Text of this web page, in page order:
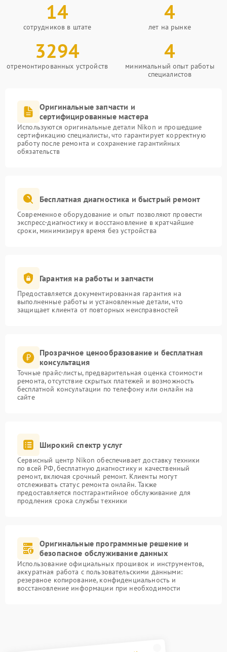
14
сотрудников в штате
4
лет на рынке
3294
отремонтированных устройств
4
минимальный опыт работы
специалистов
Оригинальные запчасти и
сертифицированные мастера
Используются оригинальные детали Nikon и прошедшие
сертификацию специалисты, что гарантирует корректную
работу после ремонта и сохранение гарантийных
обязательств
Бесплатная диагностика и быстрый ремонт
Современное оборудование и опыт позволяют провести
экспресс-диагностику и восстановление в кратчайшие
сроки, минимизируя время без устройства
Гарантия на работы и запчасти
Предоставляется документированная гарантия на
выполненные работы и установленные детали, что
защищает клиента от повторных неисправностей
Прозрачное ценообразование и бесплатная
консультация
Точные прайс-листы, предварительная оценка стоимости
ремонта, отсутствие скрытых платежей и возможность
бесплатной консультации по телефону или онлайн на
сайте
Широкий спектр услуг
Сервисный центр Nikon обеспечивает доставку техники
по всей РФ, бесплатную диагностику и качественный
ремонт, включая срочный ремонт. Клиенты могут
отслеживать статус ремонта онлайн. Также
предоставляется постгарантийное обслуживание для
продления срока службы техники
Оригинальные программные решение и
безопасное обслуживание данных
Использование официальных прошивок и инструментов,
аккуратная работа с пользовательскими данными:
резервное копирование, конфиденциальность и
восстановление информации при необходимости